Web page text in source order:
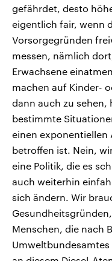
gefährdet, desto
eigentlich fair, wenn
Vorsorgegründen
messen, nämlich
Erwachsene
machen auf Kinder-
dann auch zu sehen,
bestimmte
einen exponentiellen
betroffen ist. Nein,
eine Politik, die es
auch weiterhin
sich ändern. Wir
Menschen, die nach